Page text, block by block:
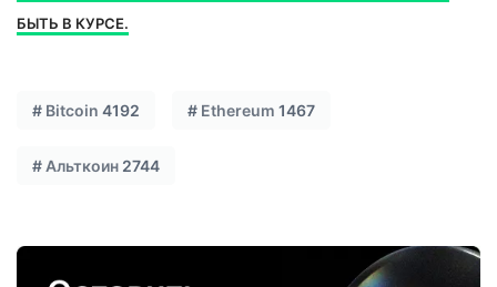
БЫТЬ В КУРСЕ.
# Bitcoin 4192 # Ethereum 1467
# Альткоин 2744